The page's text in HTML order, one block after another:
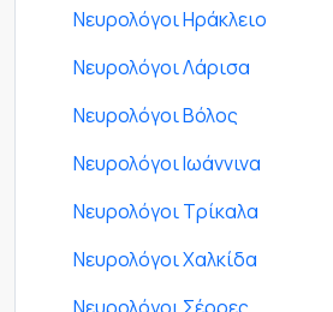
Νευρολόγοι Ηράκλειο
Νευρολόγοι Λάρισα
Νευρολόγοι Βόλος
Νευρολόγοι Ιωάννινα
Νευρολόγοι Τρίκαλα
Νευρολόγοι Χαλκίδα